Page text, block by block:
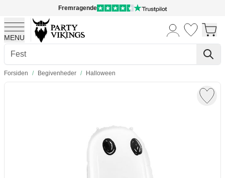
Fremragende
MENU
Skip to Content
Forsiden / Begivenheder / Halloween